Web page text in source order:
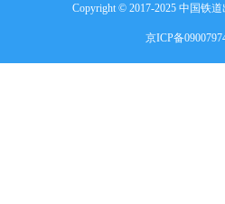
Copyright © 2017-2025 中国铁道
京ICP备